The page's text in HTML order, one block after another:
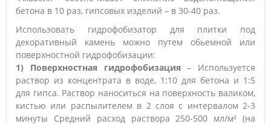
бетона в 10 раз, гипсовых изделий – в 30-40 раз.
Использовать гидрофобизатор для плитки под
декоративный камень можно путем обьемной или
поверхностной гидрофобизации:
1) Поверхностная гидрофобизация– Используется
раствор из концентрата в воде, 1:10 для бетона и 1:5
для гипса. Раствор наноситься на поверхность валиком,
кистью или распылителем в 2 слоя с интервалом 2-3
минуты Средний расход раствора 250-500 мл/м² (на